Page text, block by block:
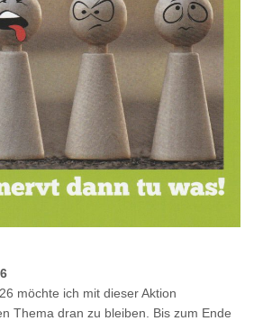
möchte ich mit dieser Aktion
Thema dran zu bleiben. Bis zum Ende